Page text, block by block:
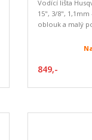
Vodící lišta
15", 3/8",
oblouk a malý
849,-